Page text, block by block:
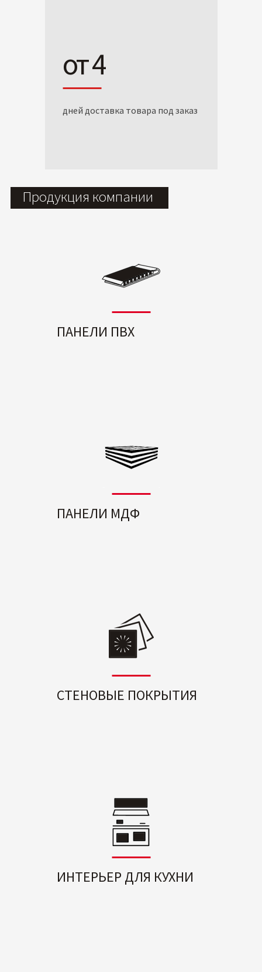
от 4
дней доставка товара под заказ
Продукция компании
ПАНЕЛИ ПВХ
ПАНЕЛИ МДФ
СТЕНОВЫЕ ПОКРЫТИЯ
ИНТЕРЬЕР ДЛЯ КУХНИ